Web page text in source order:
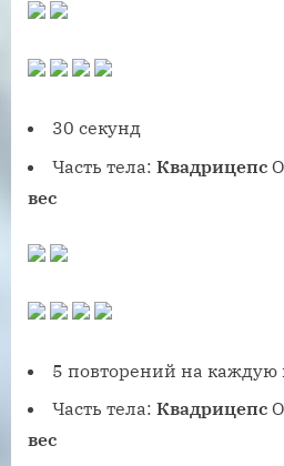
30 секунд
Часть тела: Квадрицепс
вес
5 повторений на каждую
Часть тела: Квадрицепс
вес